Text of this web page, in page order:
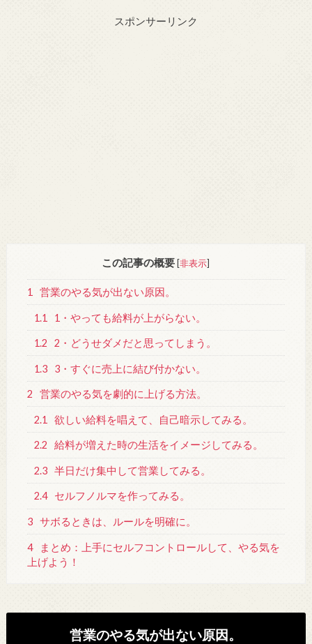
スポンサーリンク
この記事の概要 [非表示]
1 営業のやる気が出ない原因。
1.1 1・やっても給料が上がらない。
1.2 2・どうせダメだと思ってしまう。
1.3 3・すぐに売上に結び付かない。
2 営業のやる気を劇的に上げる方法。
2.1 欲しい給料を唱えて、自己暗示してみる。
2.2 給料が増えた時の生活をイメージしてみる。
2.3 半日だけ集中して営業してみる。
2.4 セルフノルマを作ってみる。
3 サボるときは、ルールを明確に。
4
まとめ：上手にセルフコントロールして、やる気を
上げよう！
営業のやる気が出ない原因。